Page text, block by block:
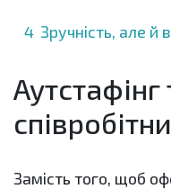
Зручність, але й
Аутстафінг
Замість того, щоб